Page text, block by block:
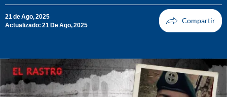
21 de Ago, 2025
Actualizado: 21 De Ago, 2025